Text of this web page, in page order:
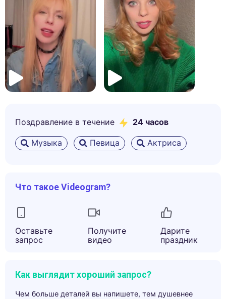
Поздравление в течение 24 часов
Музыка Певица Актриса
Что такое Videogram?
Оставьте
запрос
Получите
видео
Дарите
праздник
Как выглядит хороший запрос?
Чем больше деталей вы напишете, тем душевнее